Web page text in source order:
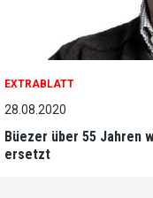
EXTRABLATT
28.08.2020
Büezer über 55 Jahren
ersetzt